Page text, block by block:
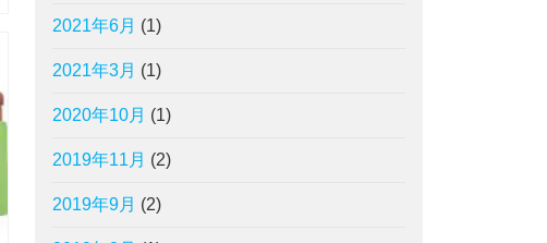
2021年6月 (1)
2021年3月 (1)
2020年10月 (1)
2019年11月 (2)
2019年9月 (2)